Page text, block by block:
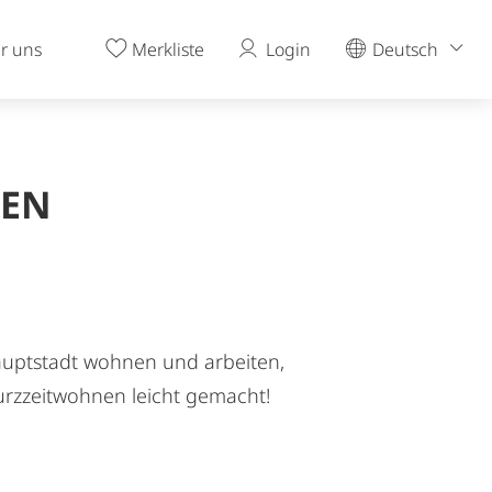
uns Merkliste Login Deutsch
wohnen und arbeiten,
leicht gemacht!